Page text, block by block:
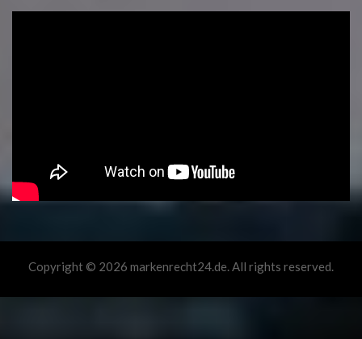
Copyright © 2026 markenrecht24.de. All rights reserved.